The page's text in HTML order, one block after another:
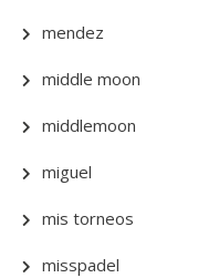
mendez
middle moon
middlemoon
miguel
mis torneos
misspadel